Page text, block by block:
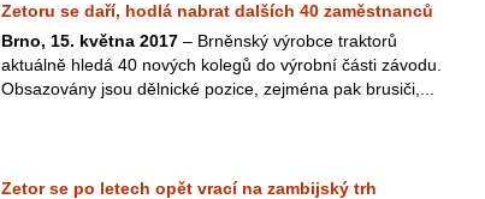
Zetoru se daří, hodlá nabrat dalších 40 zaměstnanců
Brno, 15. května 2017 – Brněnský výrobce traktorů
aktuálně hledá 40 nových kolegů do výrobní části závodu.
Obsazovány jsou dělnické pozice, zejména pak brusiči,...
Zetor se po letech opět vrací na zambijský trh